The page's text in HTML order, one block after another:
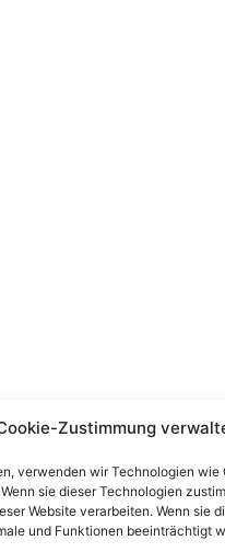
Zustimmung
verwenden wir Technologien
sie dieser Technologien
Website verarbeiten. Wenn sie
und Funktionen beeinträchtigt